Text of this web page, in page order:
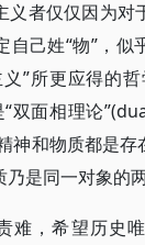
义者仅仅因为对
自己姓“物”，似
”所更应得的
双面相理论
神和物质都是存
乃是同一对象的
难，希望历史